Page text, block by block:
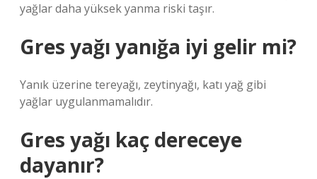
yağlar daha yüksek yanma riski taşır.
Gres yağı yanığa iyi gelir mi?
Yanık üzerine tereyağı, zeytinyağı, katı yağ gibi
yağlar uygulanmamalıdır.
Gres yağı kaç dereceye
dayanır?